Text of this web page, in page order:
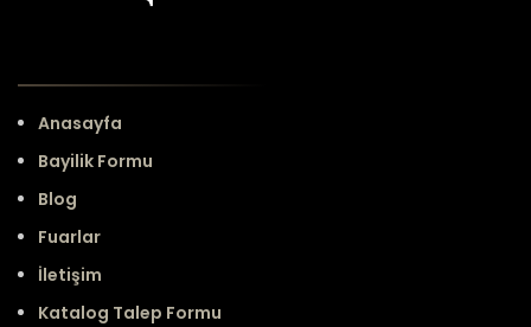
Anasayfa
Bayilik Formu
Blog
Fuarlar
İletişim
Katalog Talep Formu